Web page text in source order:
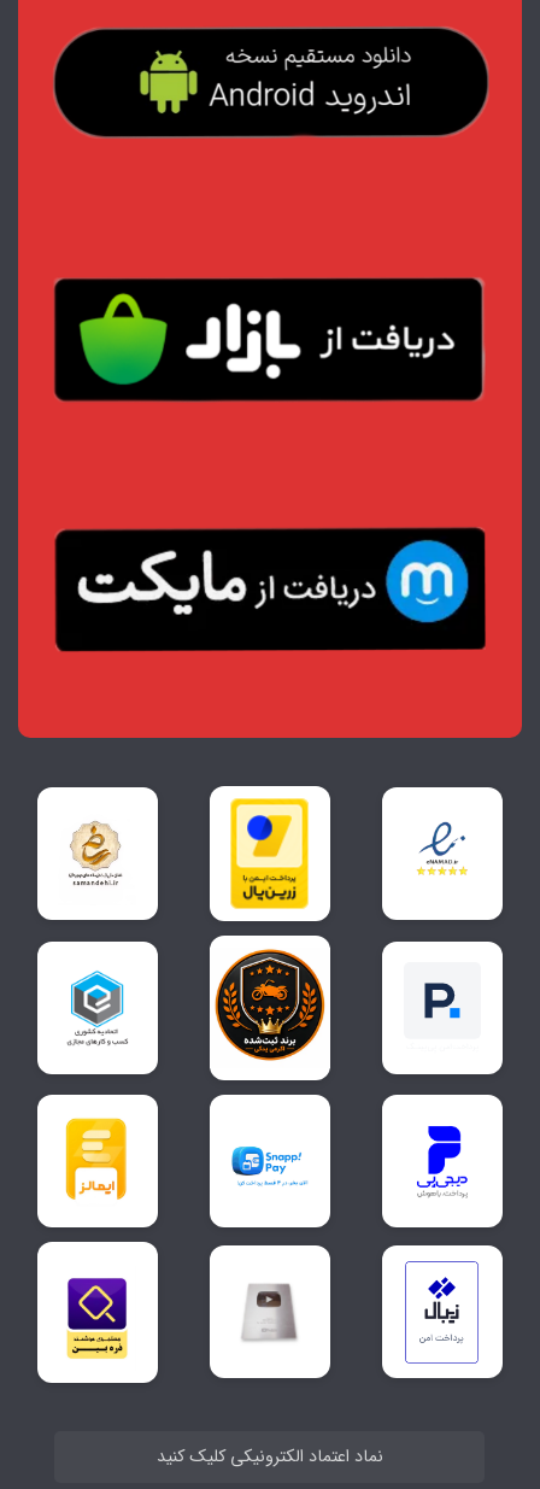
نماد اعتماد الکترونیکی کلیک کنید